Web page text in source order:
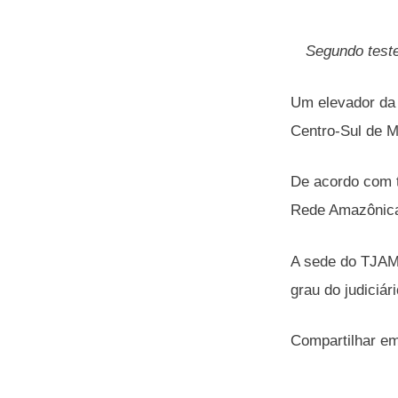
Segundo
Um elevador
Centro-Sul de
De acordo
Rede
A sede do
grau do
Compartilhar